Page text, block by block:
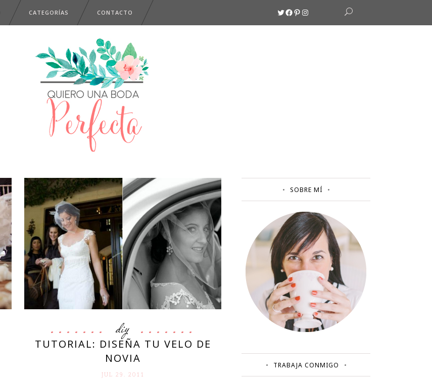
CATEGORÍAS CONTACTO Twitter
Facebook
Pinterest
Instagram
diy
TUTORIAL: DISEÑA TU VELO DE
NOVIA
JUL 29. 2011
SOBRE MÍ
TRABAJA CONMIGO